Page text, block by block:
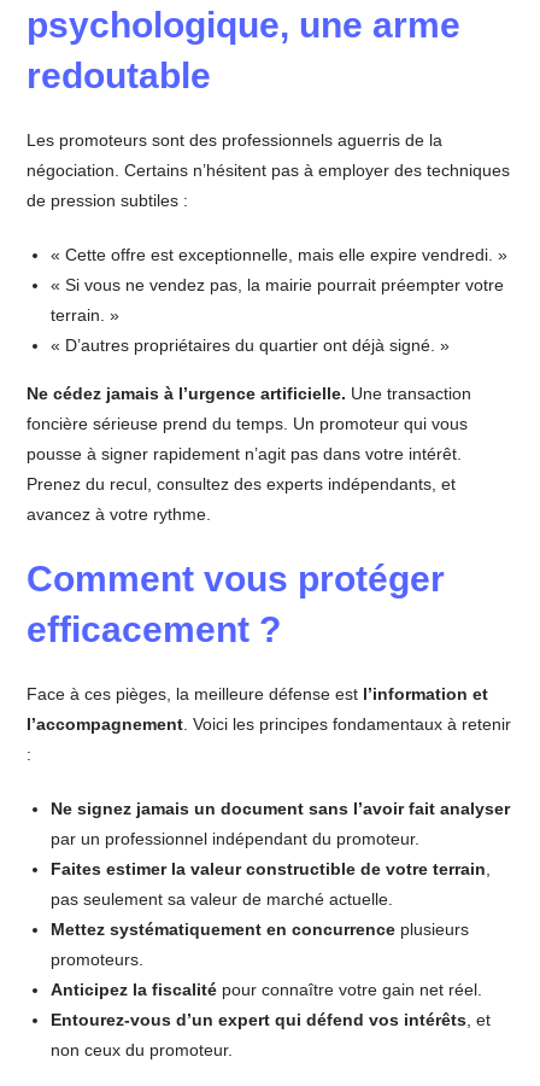
psychologique, une arme
redoutable
Les promoteurs sont des professionnels aguerris de la
négociation. Certains n’hésitent pas à employer des techniques
de pression subtiles :
« Cette offre est exceptionnelle, mais elle expire vendredi. »
« Si vous ne vendez pas, la mairie pourrait préempter votre
terrain. »
« D’autres propriétaires du quartier ont déjà signé. »
Ne cédez jamais à l’urgence artificielle. Une transaction
foncière sérieuse prend du temps. Un promoteur qui vous
pousse à signer rapidement n’agit pas dans votre intérêt.
Prenez du recul, consultez des experts indépendants, et
avancez à votre rythme.
Comment vous protéger
efficacement ?
Face à ces pièges, la meilleure défense est l’information et
l’accompagnement . Voici les principes fondamentaux à retenir
:
Ne signez jamais un document sans l’avoir fait analyser
par un professionnel indépendant du promoteur.
Faites estimer la valeur constructible de votre terrain
pas seulement sa valeur de marché actuelle.
Mettez systématiquement en concurrence plusieurs
promoteurs.
Anticipez la fiscalité pour connaître votre gain net réel.
Entourez-vous d’un expert qui défend vos intérêts , et
non ceux du promoteur.